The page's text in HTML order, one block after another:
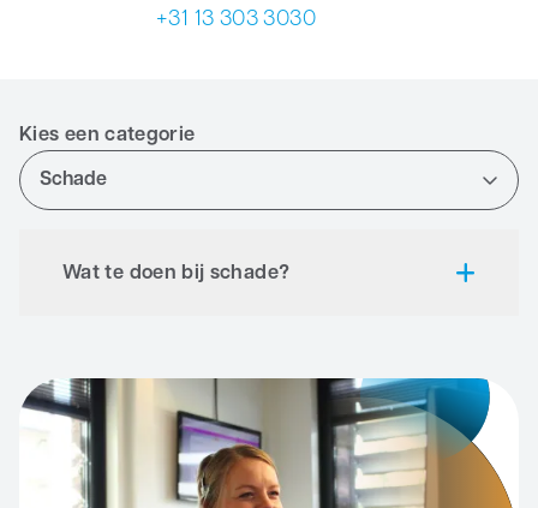
Contact
Zakelijk
+31 13 303 3030
Kies een categorie
Schade
Wat te doen bij schade?
Twijfelt u aan de veiligheid van het product?
Gebruik de CloudCuddle dan niet en neem contact
met ons op.